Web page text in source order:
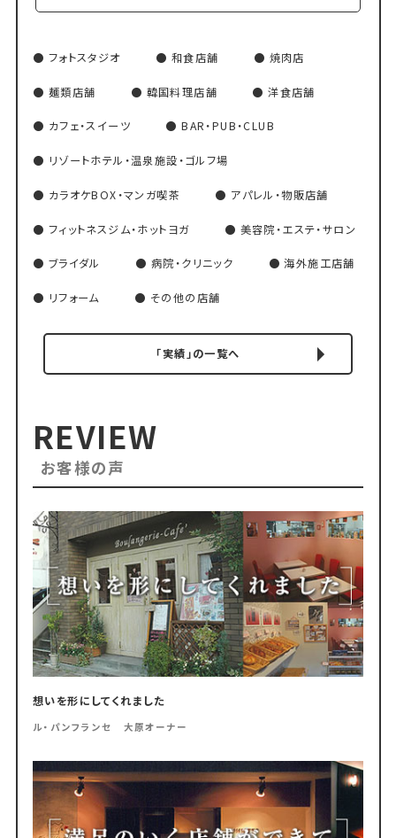
フォトスタジオ 和食店舗 焼肉店
麺類店舗 韓国料理店舗 洋食店舗
カフェ・スイーツ BAR・PUB・CLUB
リゾートホテル・温泉施設・ゴルフ場
カラオケBOX・マンガ喫茶 アパレル・物販店舗
フィットネスジム・ホットヨガ 美容院・エステ・サロン
ブライダル 病院・クリニック 海外施工店舗
リフォーム その他の店舗
「実績」の一覧へ
REVIEW
お客様の声
想いを形にしてくれました
ル・パンフランセ 大原オーナー